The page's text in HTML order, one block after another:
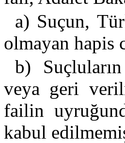
a) Suçun,
olmayan hapis
b)
veya geri
failin
kabul